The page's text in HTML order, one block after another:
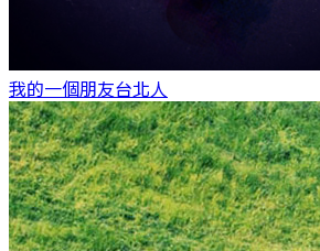
我的一個朋友台北人